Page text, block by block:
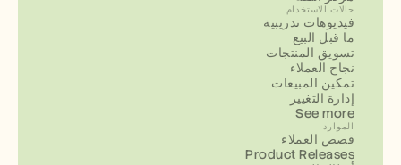
حالات الاستخدام
فيديوهات تدريبية
ما قبل البيع
تسويق المنتجات
نجاح العملاء
تمكين المبيعات
إدارة التغيير
See more
الموارد
قصص العملاء
Product Releases